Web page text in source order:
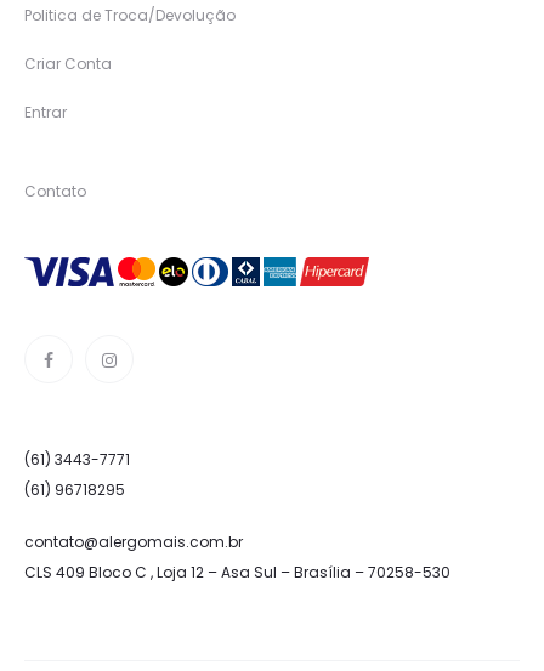
Politica de Troca/Devolução
Criar Conta
Entrar
Contato
(61) 3443-7771
(61) 96718295
contato@alergomais.com.br
CLS 409 Bloco C , Loja 12 – Asa Sul – Brasília – 70258-530